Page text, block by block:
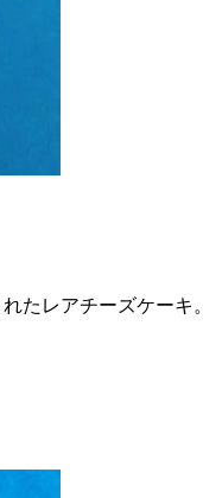
たレアチーズケーキ。